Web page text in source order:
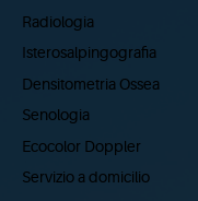
Radiologia
Isterosalpingografia
Densitometria Ossea
Senologia
Ecocolor Doppler
Servizio a domicilio